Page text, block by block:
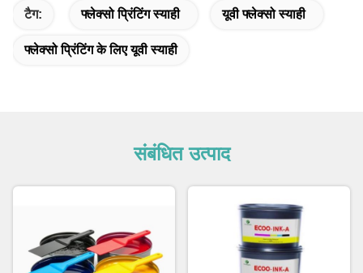
टैग: फ्लेक्सो प्रिंटिंग स्याही यूवी फ्लेक्सो स्याही
फ्लेक्सो प्रिंटिंग के लिए यूवी स्याही
संबंधित उत्पाद